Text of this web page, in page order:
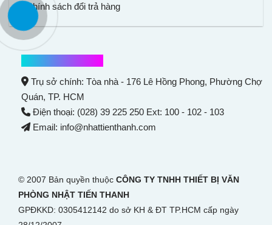
Chính sách đổi trả hàng
Trụ sở chính: Tòa nhà - 176 Lê Hồng Phong, Phường Chợ
Quán, TP. HCM
Điện thoại: (028) 39 225 250 Ext: 100 - 102 - 103
Email: info@nhattienthanh.com
© 2007 Bản quyền thuộc CÔNG TY TNHH THIẾT BỊ VĂN
PHÒNG NHẬT TIẾN THANH
GPĐKKD: 0305412142 do sở KH & ĐT TP.HCM cấp ngày